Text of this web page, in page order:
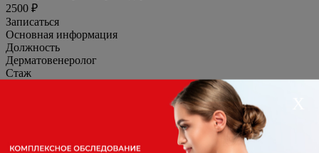
2500 ₽
Записаться
Основная информация
Должность
Дерматовенеролог
Стаж
Образование